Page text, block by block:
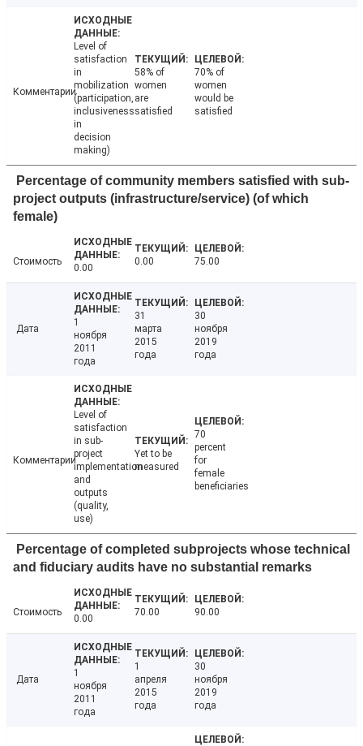
Комментарии
Level of
satisfaction
in
mobilization
(participation,
inclusiveness
in
decision
making)
58% of
women
are
satisfied
70% of
women
would be
satisfied
Percentage of community members satisfied with sub-
project outputs (infrastructure/service) (of which
female)
Стоимость
0.00
0.00 75.00
Дата
1
ноября
2011
года
31
марта
2015
года
30
ноября
2019
года
Комментарии
Level of
satisfaction
in sub-
project
implementation
and
outputs
(quality,
use)
Yet to be
measured
70
percent
for
female
beneficiaries
Percentage of completed subprojects whose technical
and fiduciary audits have no substantial remarks
Стоимость
0.00
70.00 90.00
Дата
1
ноября
2011
года
1
апреля
2015
года
30
ноября
2019
года